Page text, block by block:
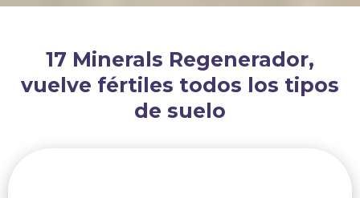
17 Minerals Regenerador,
vuelve fértiles todos los tipos
de suelo